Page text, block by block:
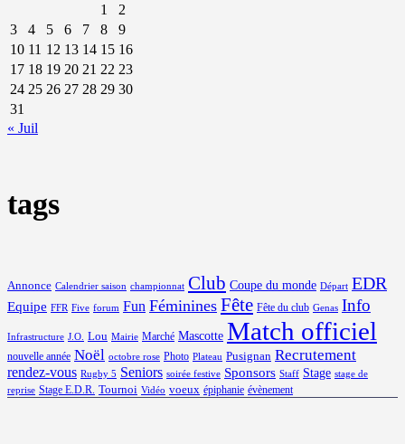
1
2
3
4 5 6 7 8
9
10 11 12 13 14 15 16
17 18 19 20 21 22 23
24 25 26 27 28 29 30
31
« Juil
tags
Annonce Calendrier saison championnat Club Coupe du monde Départ EDR
Equipe FFR Five forum Fun Féminines Fête Fête du club Genas Info
Infrastructure J.O. Lou Mairie Marché Mascotte Match officiel
nouvelle année Noël octobre rose Photo Plateau Pusignan Recrutement
rendez-vous Rugby 5 Seniors soirée festive Sponsors Staff Stage stage de
reprise Stage E.D.R. Tournoi Vidéo voeux épiphanie évènement